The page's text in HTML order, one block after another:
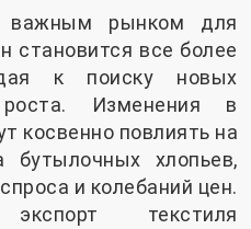
рынком для
становится все более
к поиску новых
Изменения в
косвенно повлиять на
бутылочных хлопьев,
и колебаний цен.
текстиля